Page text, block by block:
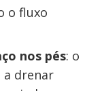
o fluxo
nos pés: o
a drenar